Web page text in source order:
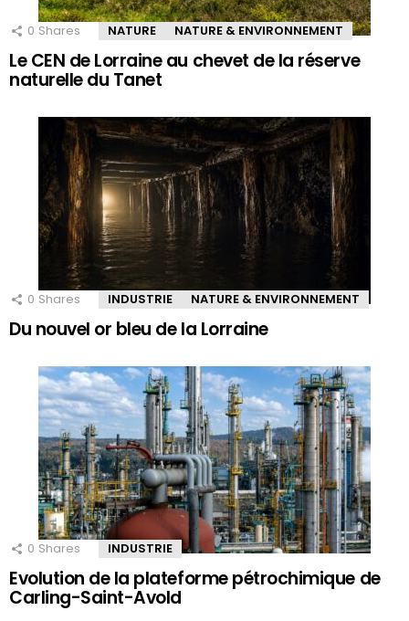
0 Shares NATURE NATURE & ENVIRONNEMENT
Le CEN de Lorraine au chevet de la réserve
naturelle du Tanet
0 Shares INDUSTRIE NATURE & ENVIRONNEMENT
Du nouvel or bleu de la Lorraine
0 Shares INDUSTRIE
Evolution de la plateforme pétrochimique de
Carling-Saint-Avold